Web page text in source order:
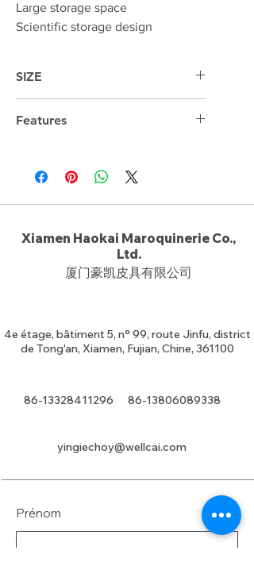
Large storage space
Scientific storage design
SIZE
Features
Xiamen Haokai Maroquinerie Co.,
Ltd.
厦门豪凯皮具有限公司
4e étage, bâtiment 5, n° 99, route Jinfu, district
de Tong'an, Xiamen, Fujian, Chine, 361100
86-13328411296 86-13806089338
yingiechoy@wellcai.com
Prénom